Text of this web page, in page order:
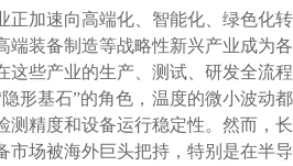
正加速向高端化、智能化、绿色化转
端装备制造等战略性新兴产业成为各
这些产业的生产、测试、研发全流程
形基石”的角色，温度的微小波动都
测精度和设备运行稳定性。然而，长
市场被海外巨头把持，特别是在半导